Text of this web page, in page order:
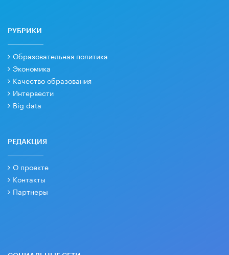
РУБРИКИ
Образовательная политика
Экономика
Качество образования
Интервести
Big data
РЕДАКЦИЯ
О проекте
Контакты
Партнеры